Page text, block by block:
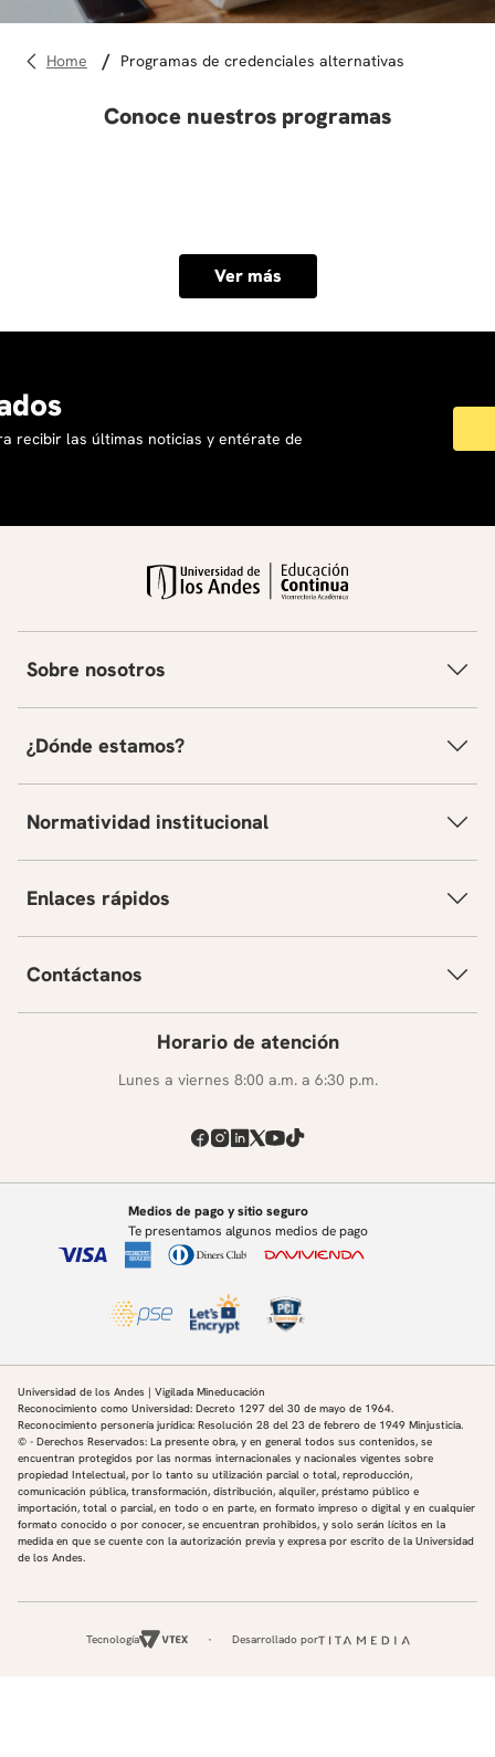
programas de credenciales alternativas
Conoce nuestros programas
Ver más
recibir las últimas noticias y entérate de
Sobre nosotros
¿Dónde estamos?
Normatividad institucional
Enlaces rápidos
Contáctanos
Horario de atención
Lunes a viernes 8:00 a.m. a 6:30 p.m.
Medios de pago y sitio seguro
Te presentamos algunos medios de pago
Universidad de los Andes | Vigilada Mineducación
Reconocimiento como Universidad: Decreto 1297 del 30 de mayo de 1964.
Reconocimiento personería jurídica: Resolución 28 del 23 de febrero de 1949 Minjusticia.
© - Derechos Reservados: La presente obra, y en general todos sus contenidos, se
encuentran protegidos por las normas internacionales y nacionales vigentes sobre
propiedad Intelectual, por lo tanto su utilización parcial o total, reproducción,
comunicación pública, transformación, distribución, alquiler, préstamo público e
importación, total o parcial, en todo o en parte, en formato impreso o digital y en cualquier
formato conocido o por conocer, se encuentran prohibidos, y solo serán lícitos en la
medida en que se cuente con la autorización previa y expresa por escrito de la Universidad
de los Andes.
Tecnología Desarrollado por
diseño